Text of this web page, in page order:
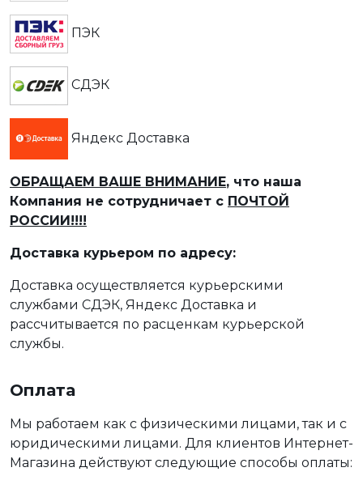
ПЭК
СДЭК
Яндекс Доставка
ОБРАЩАЕМ ВАШЕ ВНИМАНИЕ, что наша
Компания не сотрудничает с ПОЧТОЙ
РОССИИ!!!!
Доставка курьером по адресу:
Доставка осуществляется курьерскими
службами СДЭК, Яндекс Доставка и
рассчитывается по расценкам курьерской
службы.
Оплата
Мы работаем как с физическими лицами, так и с
юридическими лицами. Для клиентов Интернет-
Магазина действуют следующие способы оплаты: